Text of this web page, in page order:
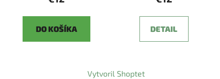
DO KOŠÍKA DETAIL
Vytvoril Shoptet